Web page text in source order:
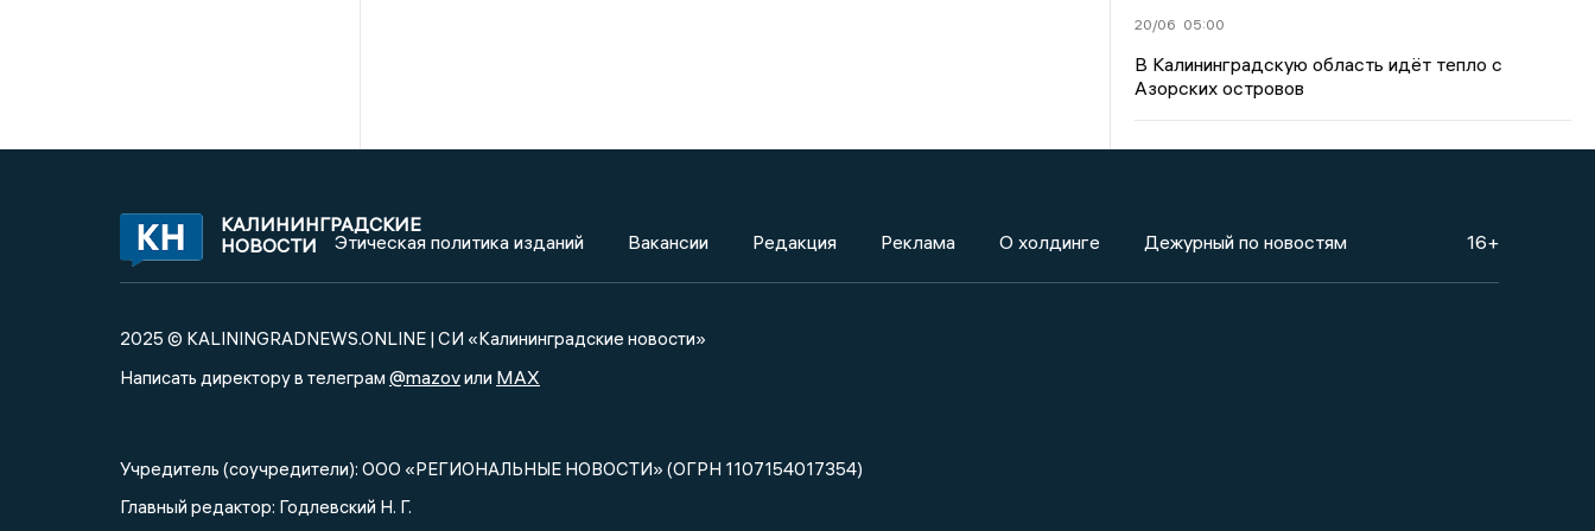
20/06 05:00
В Калининградскую область идёт тепло с
Азорских островов
КАЛИНИНГРАДСКИЕ
НОВОСТИ
Этическая политика изданий Вакансии Редакция Реклама О холдинге Дежурный по новостям 16+
2025 © KALININGRADNEWS.ONLINE | СИ «Калининградские новости»
Написать директору в телеграм @mazovили MAX
Учредитель (соучредители): ООО «РЕГИОНАЛЬНЫЕ НОВОСТИ» (ОГРН 1107154017354)
Главный редактор: Годлевский Н. Г.